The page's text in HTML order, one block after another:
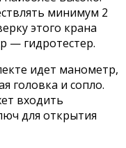
минимум 2
этого крана
— гидротестер.
идет манометр,
головка и сопло.
входить
для открытия